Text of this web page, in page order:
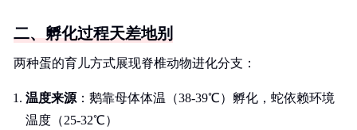
二、孵化过程天差地别
两种蛋的育儿方式展现脊椎动物进化分支：
温度来源 ：鹅靠母体体温（38-39℃）孵化，蛇依赖环境
温度（25-32℃）